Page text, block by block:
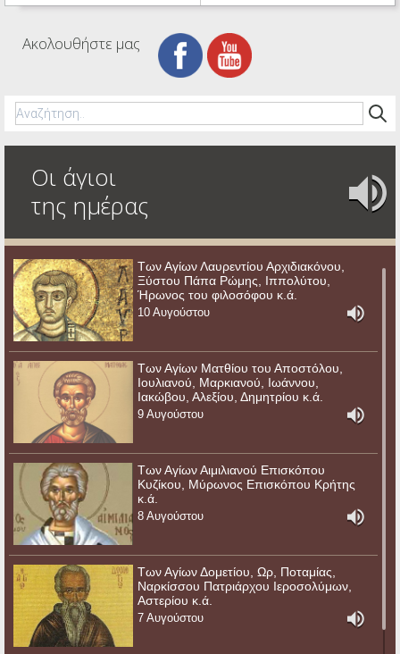
Ακολουθήστε μας
Οι άγιοι
της ημέρας
Των Αγίων Λαυρεντίου Αρχιδιακόνου,
Ξύστου Πάπα Ρώμης, Ιππολύτου,
Ήρωνος του φιλοσόφου κ.ά.
10 Αυγούστου
Των Αγίων Ματθίου του Αποστόλου,
Ιουλιανού, Μαρκιανού, Ιωάννου,
Ιακώβου, Αλεξίου, Δημητρίου κ.ά.
9 Αυγούστου
Των Αγίων Αιμιλιανού Επισκόπου
Κυζίκου, Μύρωνος Επισκόπου Κρήτης
κ.ά.
8 Αυγούστου
Των Αγίων Δομετίου, Ωρ, Ποταμίας,
Ναρκίσσου Πατριάρχου Ιεροσολύμων,
Αστερίου κ.ά.
7 Αυγούστου